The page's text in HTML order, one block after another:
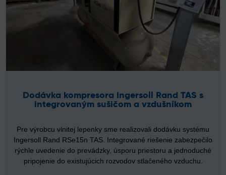
Dodávka kompresora Ingersoll Rand TAS s
integrovaným sušičom a vzdušníkom
Pre výrobcu vlnitej lepenky sme realizovali dodávku systému
Ingersoll Rand RSe15n TAS. Integrované riešenie zabezpečilo
rýchle uvedenie do prevádzky, úsporu priestoru a jednoduché
pripojenie do existujúcich rozvodov stlačeného vzduchu.